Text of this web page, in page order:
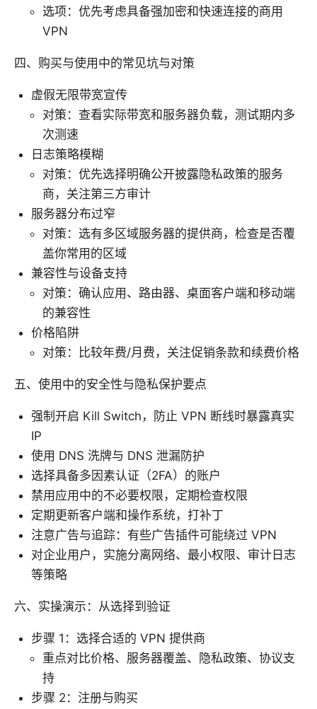
选项：优先考虑具备强加密和快速连接的商用
VPN
四、购买与使用中的常见坑与对策
虚假无限带宽宣传
对策：查看实际带宽和服务器负载，测试期内多
次测速
日志策略模糊
对策：优先选择明确公开披露隐私政策的服务
商，关注第三方审计
服务器分布过窄
对策：选有多区域服务器的提供商，检查是否覆
盖你常用的区域
兼容性与设备支持
对策：确认应用、路由器、桌面客户端和移动端
的兼容性
价格陷阱
对策：比较年费/月费，关注促销条款和续费价格
五、使用中的安全性与隐私保护要点
强制开启 Kill Switch，防止 VPN 断线时暴露真实
IP
使用 DNS 洗牌与 DNS 泄漏防护
选择具备多因素认证（2FA）的账户
禁用应用中的不必要权限，定期检查权限
定期更新客户端和操作系统，打补丁
注意广告与追踪：有些广告插件可能绕过 VPN
对企业用户，实施分离网络、最小权限、审计日志
等策略
六、实操演示：从选择到验证
步骤 1：选择合适的 VPN 提供商
重点对比价格、服务器覆盖、隐私政策、协议支
持
步骤 2：注册与购买